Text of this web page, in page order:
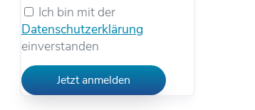
Ich bin mit der
Datenschutzerklärung
einverstanden
Jetzt anmelden